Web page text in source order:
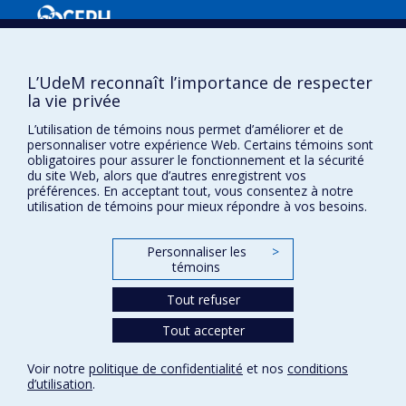
Confidentialité
Conditions d’utilisation
Paramètres des témoins
Université de
L’UdeM reconnaît l’importance de respecter
la vie privée
L’utilisation de témoins nous permet d’améliorer et de
personnaliser votre expérience Web. Certains témoins sont
obligatoires pour assurer le fonctionnement et la sécurité
du site Web, alors que d’autres enregistrent vos
préférences. En acceptant tout, vous consentez à notre
utilisation de témoins pour mieux répondre à vos besoins.
Personnaliser les
témoins
>
Tout refuser
Tout accepter
Voir notre politique de confidentialité et nos conditions
d’utilisation.